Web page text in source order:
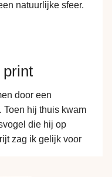
natuurlijke sfeer.
print
door een
Toen hij thuis kwam
die hij op
zag ik gelijk voor